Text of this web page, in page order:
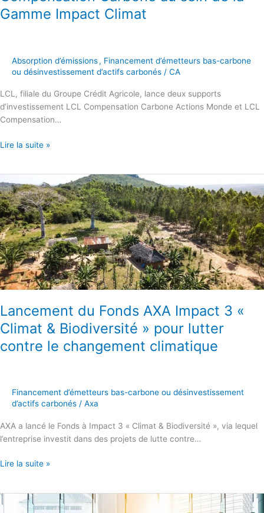
Gamme Impact Climat
Absorption d’émissions, Financement d’émetteurs bas-carbone
ou désinvestissement d’actifs carbonés / CA
LCL, filiale du Groupe Crédit Agricole, lance deux supports
d’investissement LCL Compensation Carbone Actions Monde et LCL
Compensation…
Lire la suite »
Lancement du Fonds AXA Impact 3 «
Climat & Biodiversité » pour lutter
contre le changement climatique
Financement d’émetteurs bas-carbone ou désinvestissement
d’actifs carbonés / Axa
AXA a lancé le Fonds à Impact 3 « Climat & Biodiversité », via lequel
l’entreprise investit dans des projets de lutte contre…
Lancement
du
Fonds
AXA
Impact
3
«
Climat
&
pour
lutter
contre
climatique
Lire la suite »
Lancement